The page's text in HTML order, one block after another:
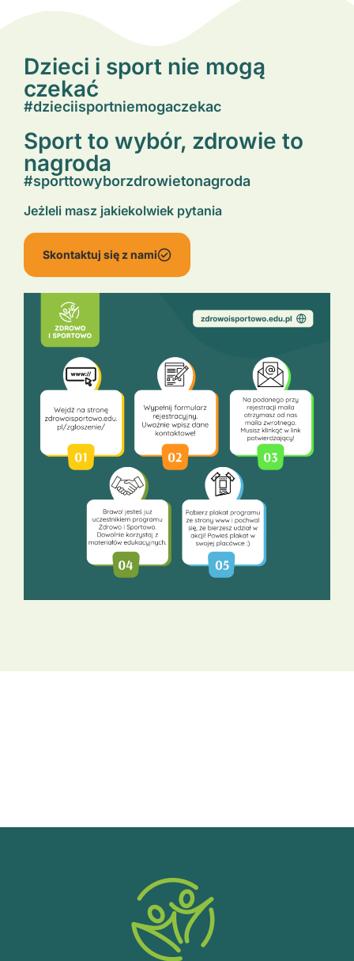
Dzieci i sport nie mogą
czekać
#dzieciisportniemogaczekac
Sport to wybór, zdrowie to
nagroda
#sporttowyborzdrowietonagroda
Jeżleli masz jakiekolwiek pytania
Skontaktuj się z nami